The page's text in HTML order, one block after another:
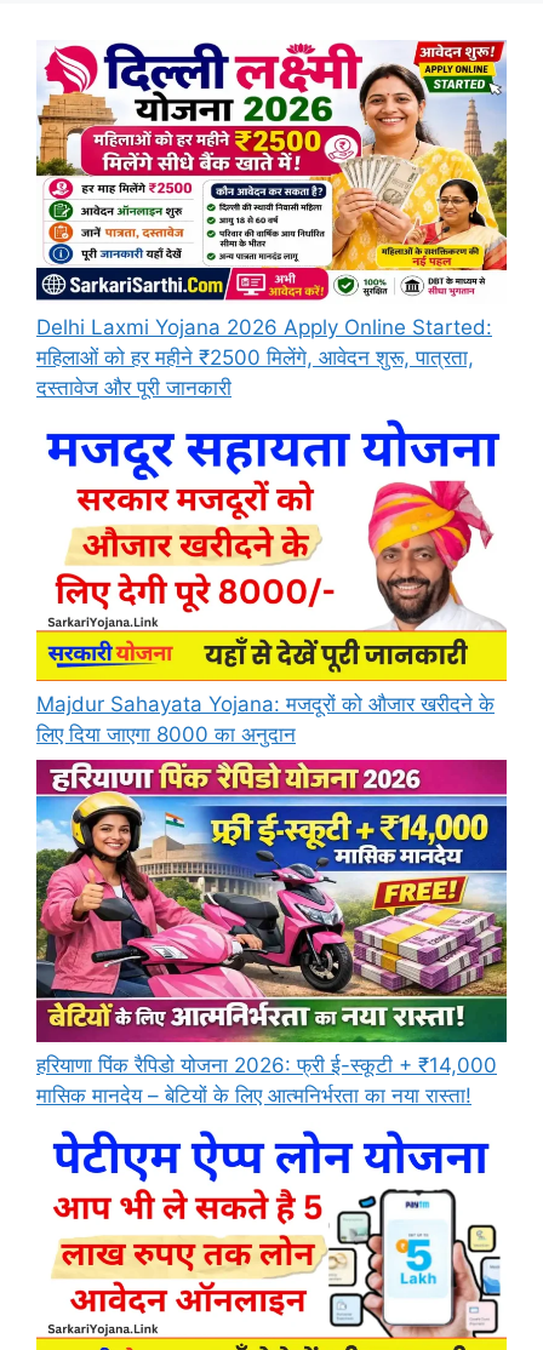
Delhi Laxmi Yojana 2026 Apply Online Started:
महिलाओं को हर महीने ₹2500 मिलेंगे, आवेदन शुरू, पात्रता,
दस्तावेज और पूरी जानकारी
Majdur Sahayata Yojana: मजदूरों को औजार खरीदने के
लिए दिया जाएगा 8000 का अनुदान
हरियाणा पिंक रैपिडो योजना 2026: फ्री ई-स्कूटी + ₹14,000
मासिक मानदेय – बेटियों के लिए आत्मनिर्भरता का नया रास्ता!